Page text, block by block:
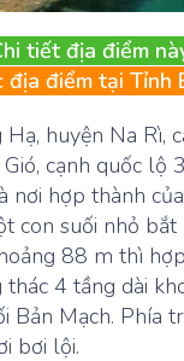
tiết địa điểm
địa điểm tại Tỉnh
huyện Na Rì,
cạnh quốc lộ
nơi hợp thành
con suối nhỏ
88 m thì
4 tầng dài
Bản Mạch. Phía
bơi lội.